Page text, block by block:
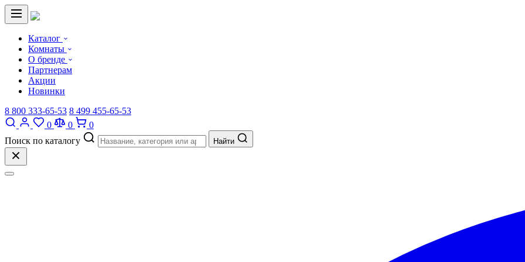
Каталог
Комнаты
О бренде
Партнерам
Акции
Новинки
8 800 333-65-53 8 499 455-65-53
0
0
0
Поиск по каталогу
Найти